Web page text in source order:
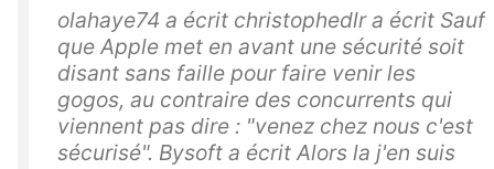
olahaye74 a écrit christophedlr a écrit Sauf
que Apple met en avant une sécurité soit
disant sans faille pour faire venir les
gogos, au contraire des concurrents qui
viennent pas dire : "venez chez nous c'est
sécurisé". Bysoft a écrit Alors la j'en suis